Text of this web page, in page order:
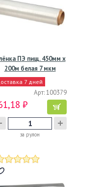
ПЭ пищ. 450мм х
200м белая 7 мкм
7 дней
Арт: 100379
₽
за рулон